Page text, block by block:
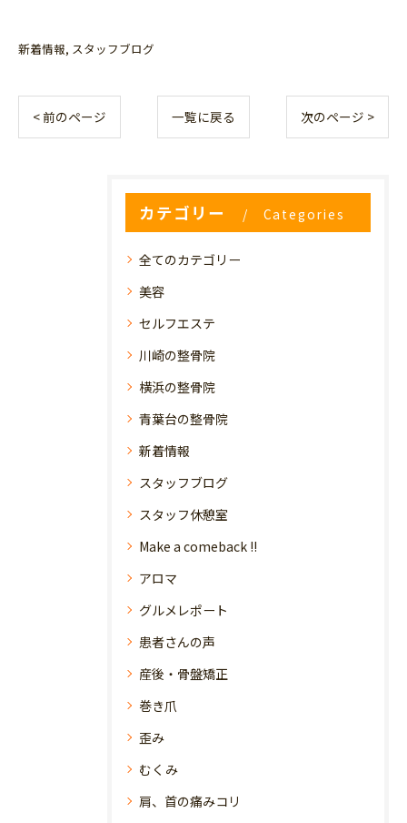
新着情報 スタッフブログ
< 前のページ 一覧に戻る 次のページ >
カテゴリー Categories
全てのカテゴリー
美容
セルフエステ
川崎の整骨院
横浜の整骨院
青葉台の整骨院
新着情報
スタッフブログ
スタッフ休憩室
Make a comeback !!
アロマ
グルメレポート
患者さんの声
産後・骨盤矯正
巻き爪
歪み
むくみ
肩、首の痛みコリ